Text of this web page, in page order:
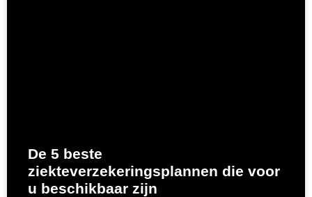
De 5 beste
ziekteverzekeringsplannen die voor
u beschikbaar zijn